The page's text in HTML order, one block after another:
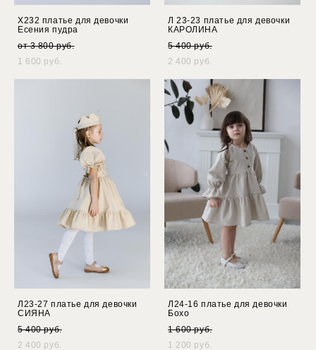
Х232 платье для девочки
Есения пудра
от 3 800 pуб.
1 600 pуб.
Л 23-23 платье для девочки
КАРОЛИНА
5 400 pуб.
2 400 pуб.
Л23-27 платье для девочки
СИЯНА
5 400 pуб.
2 400 pуб.
Л24-16 платье для девочки
Бохо
1 600 pуб.
1 200 pуб.